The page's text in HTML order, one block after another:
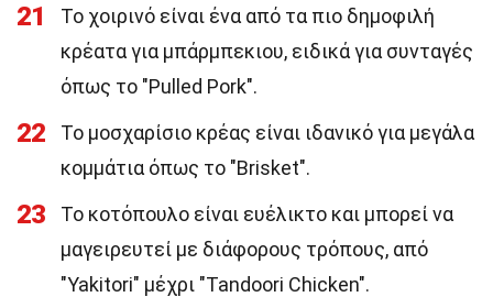
21
Το χοιρινό είναι ένα από τα πιο δημοφιλή
κρέατα για μπάρμπεκιου, ειδικά για συνταγές
όπως το "Pulled Pork".
22
Το μοσχαρίσιο κρέας είναι ιδανικό για μεγάλα
κομμάτια όπως το "Brisket".
23
Το κοτόπουλο είναι ευέλικτο και μπορεί να
μαγειρευτεί με διάφορους τρόπους, από
"Yakitori" μέχρι "Tandoori Chicken".